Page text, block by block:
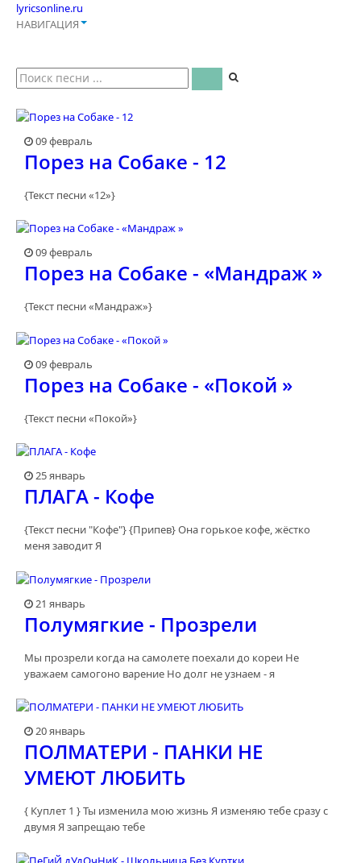
lyricsonline.ru
НАВИГАЦИЯ
09 февраль
Порез на Собаке - 12
{Текст песни «12»}
09 февраль
Порез на Собаке - «Мандраж »
{Текст песни «Мандраж»}
09 февраль
Порез на Собаке - «Покой »
{Текст песни «Покой»}
25 январь
ПЛАГА - Кофе
{Текст песни "Кофе"} {Припев} Она горькое кофе, жёстко
меня заводит Я
21 январь
Полумягкие - Прозрели
Мы прозрели когда на самолете поехали до кореи Не
уважаем самогоно варение Но долг не узнаем - я
20 январь
ПОЛМАТЕРИ - ПАНКИ НЕ
УМЕЮТ ЛЮБИТЬ
{ Куплет 1 } Ты изменила мою жизнь Я изменяю тебе сразу с
двумя Я запрещаю тебе